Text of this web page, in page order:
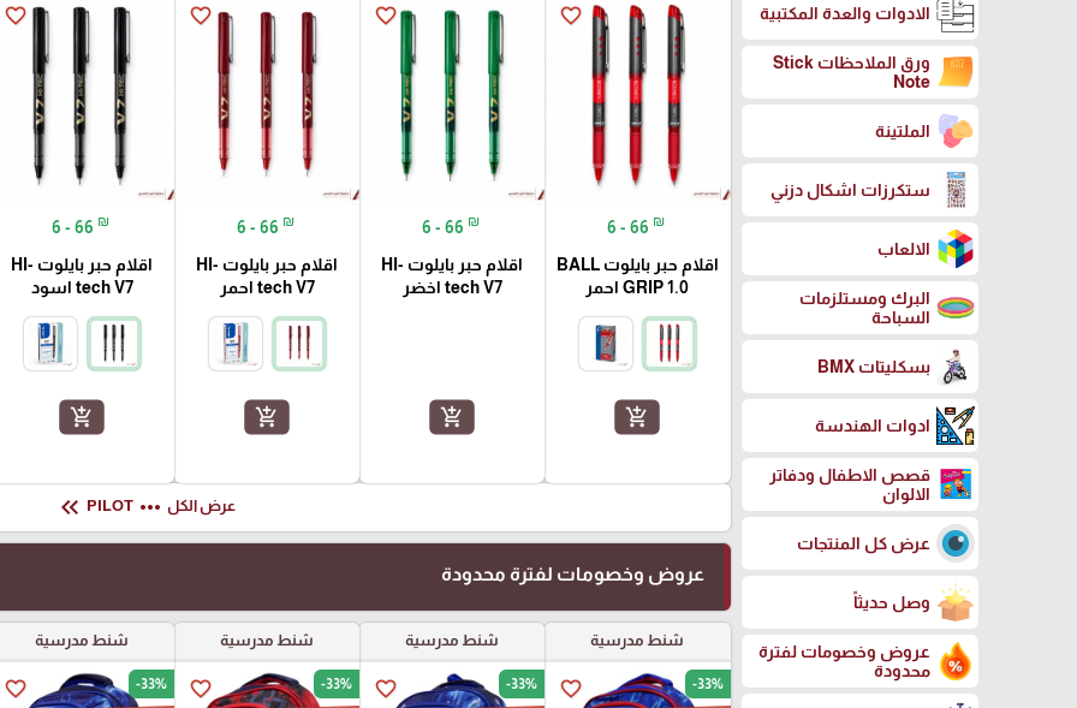
الادوات والعدة المكتبية
ورق الملاحظات Stick
Note
الملتينة
ستكرزات اشكال دزني
الالعاب
البرك ومستلزمات
السباحة
بسكليتات BMX
ادوات الهندسة
قصص الاطفال ودفاتر
الالوان
عرض كل المنتجات
وصل حديثاً
عروض وخصومات لفترة
محدودة
favorite_border
6 - 66 ₪
اقلام حبر بايلوت BALL
GRIP 1.0 احمر
add_shopping_cart
favorite_border
6 - 66 ₪
اقلام حبر بايلوت HI-
tech V7 اخضر
add_shopping_cart
favorite_border
6 - 66 ₪
اقلام حبر بايلوت HI-
tech V7 احمر
add_shopping_cart
favorite_border
6 - 66 ₪
اقلام حبر بايلوت HI-
tech V7 اسود
add_shopping_cart
عرض الكل more_horiz
PILOT
keyboard_double_arrow_left
عروض وخصومات لفترة محدودة
شنط مدرسية
favorite_border -33%
شنط مدرسية
favorite_border -33%
شنط مدرسية
favorite_border -33%
شنط مدرسية
favorite_border -33%